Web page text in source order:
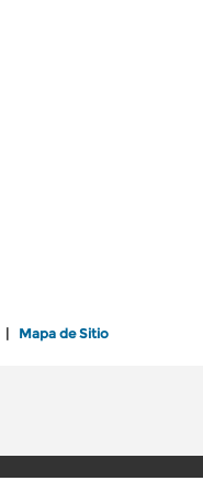
Mapa de Sitio